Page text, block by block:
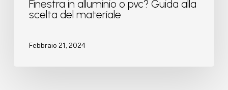
Finestra in alluminio o pvc? Guida alla
scelta del materiale
Febbraio 21, 2024